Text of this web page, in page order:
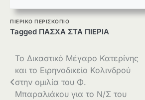
ΠΙΕΡΙΚΌ ΠΕΡΙΣΚΌΠΙΟ
Tagged ΠΑΣΧΑ ΣΤΑ ΠΙΕΡΙΑ
Πλοήγηση
άρθρων
Το Δικαστικό Μέγαρο Κατερίνης
και το Ειρηνοδικείο Κολινδρού
στην ομιλία του Φ.
Μπαραλιάκου για το Ν/Σ του